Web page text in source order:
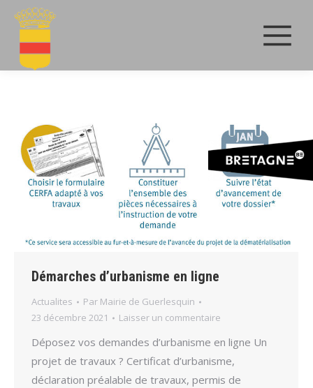
Démarches d’urbanisme en ligne
Actualites Par Mairie de Guerlesquin
23 décembre 2021
Laisser un commentaire
Déposez vos demandes d’urbanisme en ligne Un
projet de travaux ? Certificat d’urbanisme,
déclaration préalable de travaux, permis de